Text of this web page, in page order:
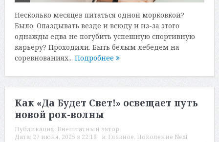
Несколько месяцев питаться одной морковкой?
Было. Опаздывать везде и всюду и из-за этого
однажды едва не погубить успешную спортивную
карьеру? Проходили. Быть белым лебедем на
соревнованиях... Подробнее
Как «Да Будет Свет!» освещает путь
новой рок-волны
Публикация: Внештатный автор
Дата: 27 июня, 2025 в 22:18 в: Главное, Поколение Next